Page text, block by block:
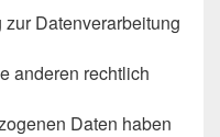
Datenverarbeitung
anderen rechtlich
Daten haben